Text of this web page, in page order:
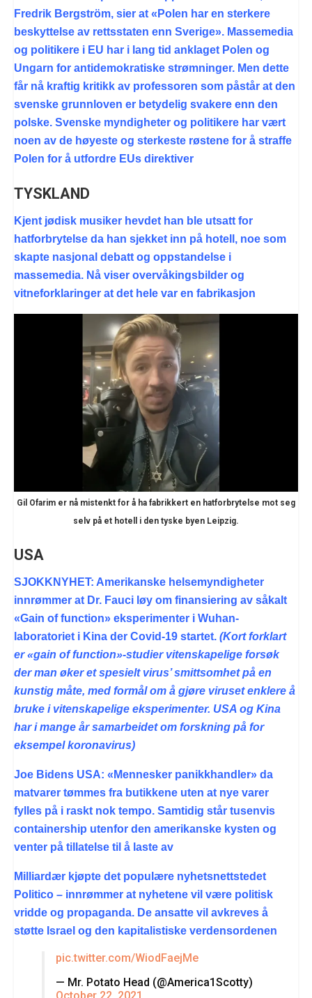
Fredrik Bergström, sier at «Polen har en sterkere
beskyttelse av rettsstaten enn Sverige». Massemedia
og politikere i EU har i lang tid anklaget Polen og
Ungarn for antidemokratiske strømninger. Men dette
får nå kraftig kritikk av professoren som påstår at den
svenske grunnloven er betydelig svakere enn den
polske. Svenske myndigheter og politikere har vært
noen av de høyeste og sterkeste røstene for å straffe
Polen for å utfordre EUs direktiver
TYSKLAND
Kjent jødisk musiker hevdet han ble utsatt for
hatforbrytelse da han sjekket inn på hotell, noe som
skapte nasjonal debatt og oppstandelse i
massemedia. Nå viser overvåkingsbilder og
vitneforklaringer at det hele var en fabrikasjon
Gil Ofarim er nå mistenkt for å ha fabrikkert en hatforbrytelse mot seg
selv på et hotell i den tyske byen Leipzig.
USA
SJOKKNYHET: Amerikanske helsemyndigheter
innrømmer at Dr. Fauci løy om finansiering av såkalt
«Gain of function» eksperimenter i Wuhan-
laboratoriet i Kina der Covid-19 startet. (Kort forklart
er «gain of function»-studier vitenskapelige forsøk
der man øker et spesielt virus’ smittsomhet på en
kunstig måte, med formål om å gjøre viruset enklere å
bruke i vitenskapelige eksperimenter. USA og Kina
har i mange år samarbeidet om forskning på for
eksempel koronavirus)
Joe Bidens USA: «Mennesker panikkhandler» da
matvarer tømmes fra butikkene uten at nye varer
fylles på i raskt nok tempo. Samtidig står tusenvis
containership utenfor den amerikanske kysten og
venter på tillatelse til å laste av
Milliardær kjøpte det populære nyhetsnettstedet
Politico – innrømmer at nyhetene vil være politisk
vridde og propaganda. De ansatte vil avkreves å
støtte Israel og den kapitalistiske verdensordenen
pic.twitter.com/WiodFaejMe
— Mr. Potato Head (@America1Scotty)